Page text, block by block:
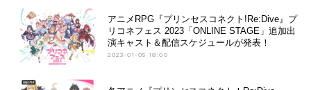
アニメRPG『プリンセスコネクト!Re:Dive』プ
リコネフェス 2023「ONLINE STAGE」追加出
演キャスト＆配信スケジュールが発表！
2023-01-05 18:00